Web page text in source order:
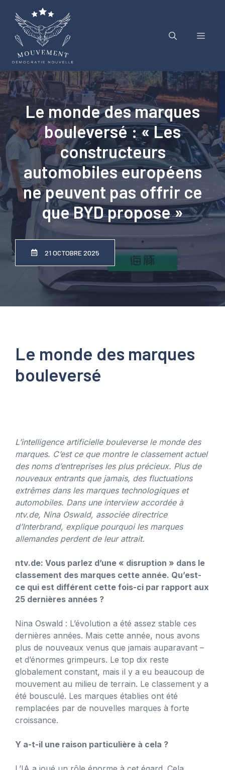
contenu
Menu
Le monde des marques
bouleversé : « Les
constructeurs
automobiles européens
ne peuvent pas offrir ce
que BYD propose »
21 OCTOBRE 2025
Le monde des marques
bouleversé
L’intelligence artificielle bouleverse le monde des
marques. C’est ce que montre le classement actuel
des noms d’entreprises les plus précieux. Plus de
nouveaux entrants que jamais, des fluctuations
extrêmes dans les marques technologiques et
automobiles. Dans une interview accordée à
ntv.de, Nina Oswald, associée directrice
d’Interbrand, explique pourquoi les marques
allemandes perdent de leur attrait.
ntv.de: Vous parlez d’une « disruption » dans le
classement des marques cette année. Qu’est-
ce qui est différent cette fois-ci par rapport aux
25 dernières années ?
Nina Oswald : L’évolution a été assez stable ces
dernières années. Mais cette année, nous avons
plus de nouveaux venus que jamais auparavant –
et d’énormes grimpeurs. Le top dix reste
globalement constant, mais il y a eu beaucoup de
mouvement au milieu de terrain. Le classement y a
été bousculé. Les marques établies ont été
remplacées par de nouvelles marques à forte
croissance.
Y a-t-il une raison particulière à cela ?